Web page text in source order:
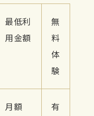
最低利
用金額
無
料
体
験
月額
有